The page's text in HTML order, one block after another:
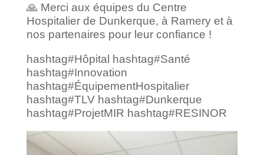
🙏 Merci aux équipes du Centre
Hospitalier de Dunkerque, à Ramery et à
nos partenaires pour leur confiance !
hashtag#Hôpital hashtag#Santé
hashtag#Innovation
hashtag#ÉquipementHospitalier
hashtag#TLV hashtag#Dunkerque
hashtag#ProjetMIR hashtag#RESINOR